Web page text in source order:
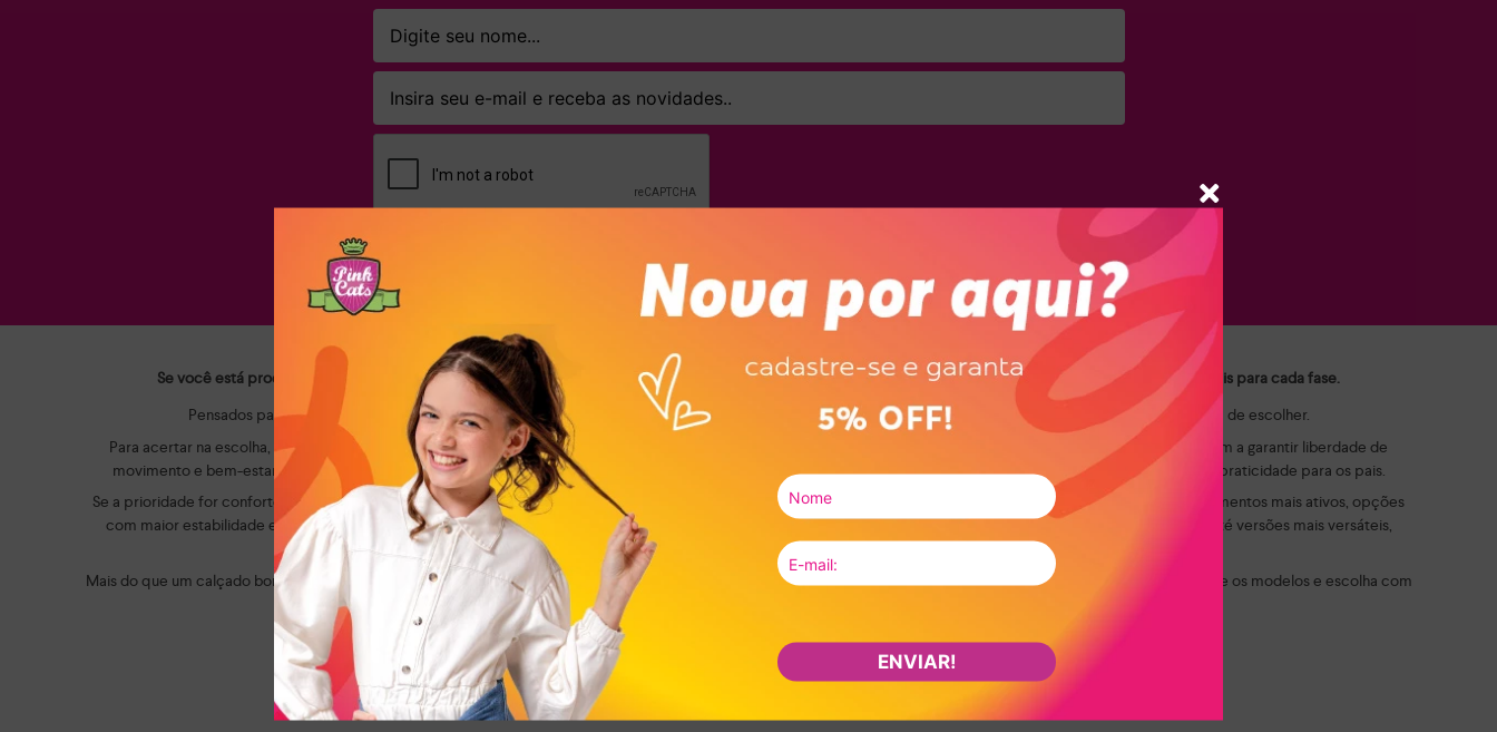
ENVIAR!
Ao clicar em ASSINAR declaro que concordo em receber novidades e promoções da Dakota e suas marcas.
Confira nossa
ASSINAR
Se você está procurando calçados infantis que acompanhem o ritmo das crianças com conforto, segurança e muito estilo, aqui você encontra as opções ideais para cada fase.
Pensados para o dia a dia dos pequenos, os modelos combinam leveza, praticidade e um visual encantador — tudo o que pais e crianças valorizam na hora de escolher.
Para acertar na escolha, é importante considerar a rotina da criança. Para escola, passeios e brincadeiras, os calçados leves, flexíveis e com solado confortável ajudam a garantir liberdade de
movimento e bem-estar ao longo do dia. Já os modelos com fechamento em velcro ou elástico facilitam o calce, promovendo mais autonomia para os pequenos e praticidade para os pais.
Se a prioridade for conforto, vale optar por modelos com interior macio, bom ajuste ao pé e estrutura que acompanhe os movimentos sem apertar ou limitar. Para momentos mais ativos, opções
com maior estabilidade e solado resistente oferecem mais segurança durante as brincadeiras. E quando o assunto é estilo, há desde modelos delicados e divertidos até versões mais versáteis,
fáceis de combinar com diferentes looks infantis.
Mais do que um calçado bonito, a escolha certa faz diferença no desenvolvimento, no conforto e na confiança da criança ao se movimentar. Explore as opções, compare os modelos e escolha com
tranquilidade. Aqui, você encontra calçados infantis pensados para cuidar de cada passo com leveza, proteção e muita personalidade.
Navegue por todos os itens e aproveite nossas condições de pagamento e frete grátis para todo o Brasil!